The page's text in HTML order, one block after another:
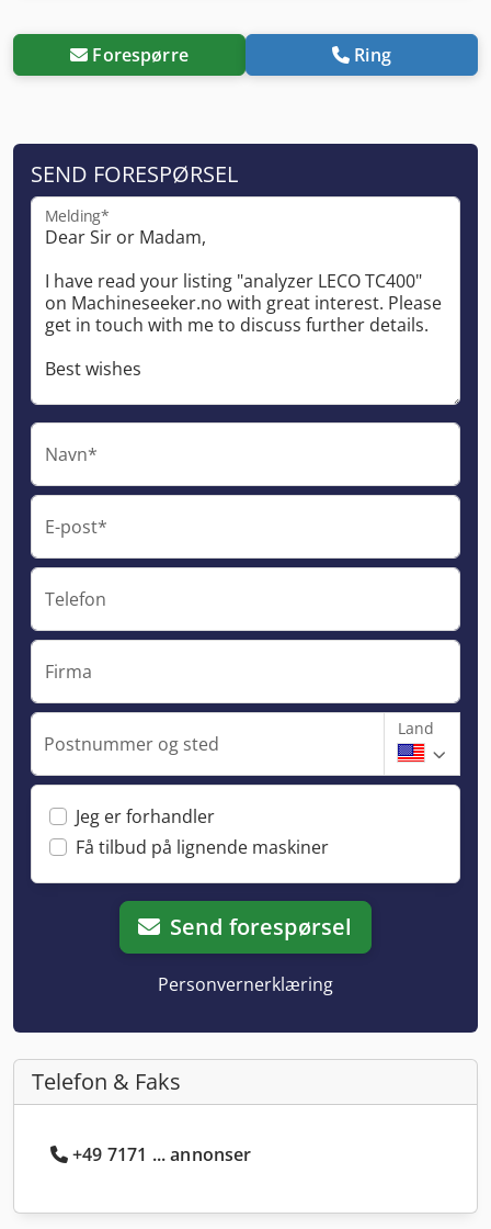
Forespørre Ring
SEND FORESPØRSEL
Melding*
Navn*
E-post*
Telefon
Firma
Postnummer og sted
Land
Jeg er forhandler
Få tilbud på lignende maskiner
Send forespørsel
Personvernerklæring
Telefon & Faks
+49 7171 ... annonser